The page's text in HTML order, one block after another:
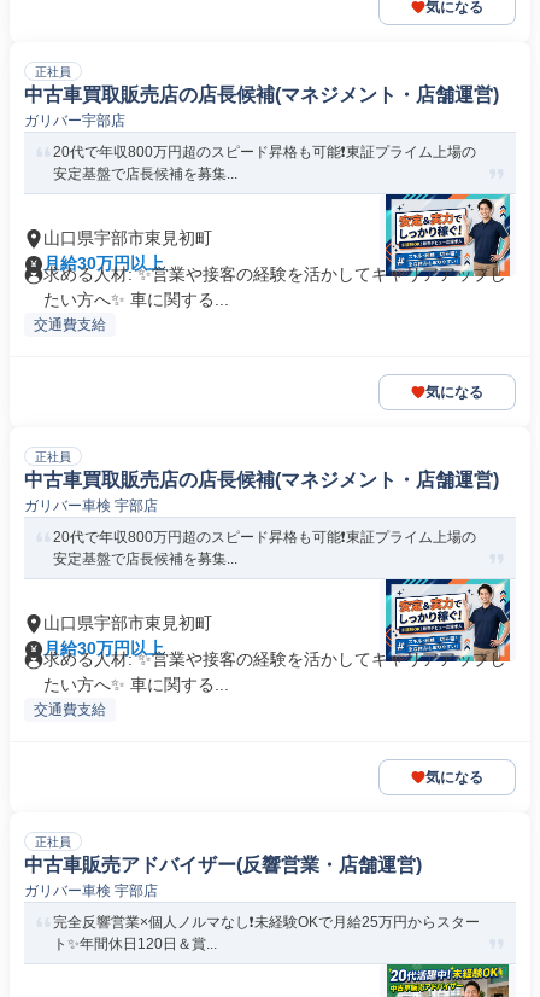
気になる
正社員
中古車買取販売店の店長候補(マネジメント・店舗運営)
ガリバー宇部店
20代で年収800万円超のスピード昇格も可能❗️東証プライム上場の
安定基盤で店長候補を募集...
山口県宇部市東見初町
月給30万円以上
求める人材: ✨️営業や接客の経験を活かしてキャリアアップし
たい方へ✨️ 車に関する...
交通費支給
気になる
正社員
中古車買取販売店の店長候補(マネジメント・店舗運営)
ガリバー車検 宇部店
20代で年収800万円超のスピード昇格も可能❗️東証プライム上場の
安定基盤で店長候補を募集...
山口県宇部市東見初町
月給30万円以上
求める人材: ✨️営業や接客の経験を活かしてキャリアアップし
たい方へ✨️ 車に関する...
交通費支給
気になる
正社員
中古車販売アドバイザー(反響営業・店舗運営)
ガリバー車検 宇部店
完全反響営業×個人ノルマなし❗️未経験OKで月給25万円からスター
ト✨年間休日120日＆賞...